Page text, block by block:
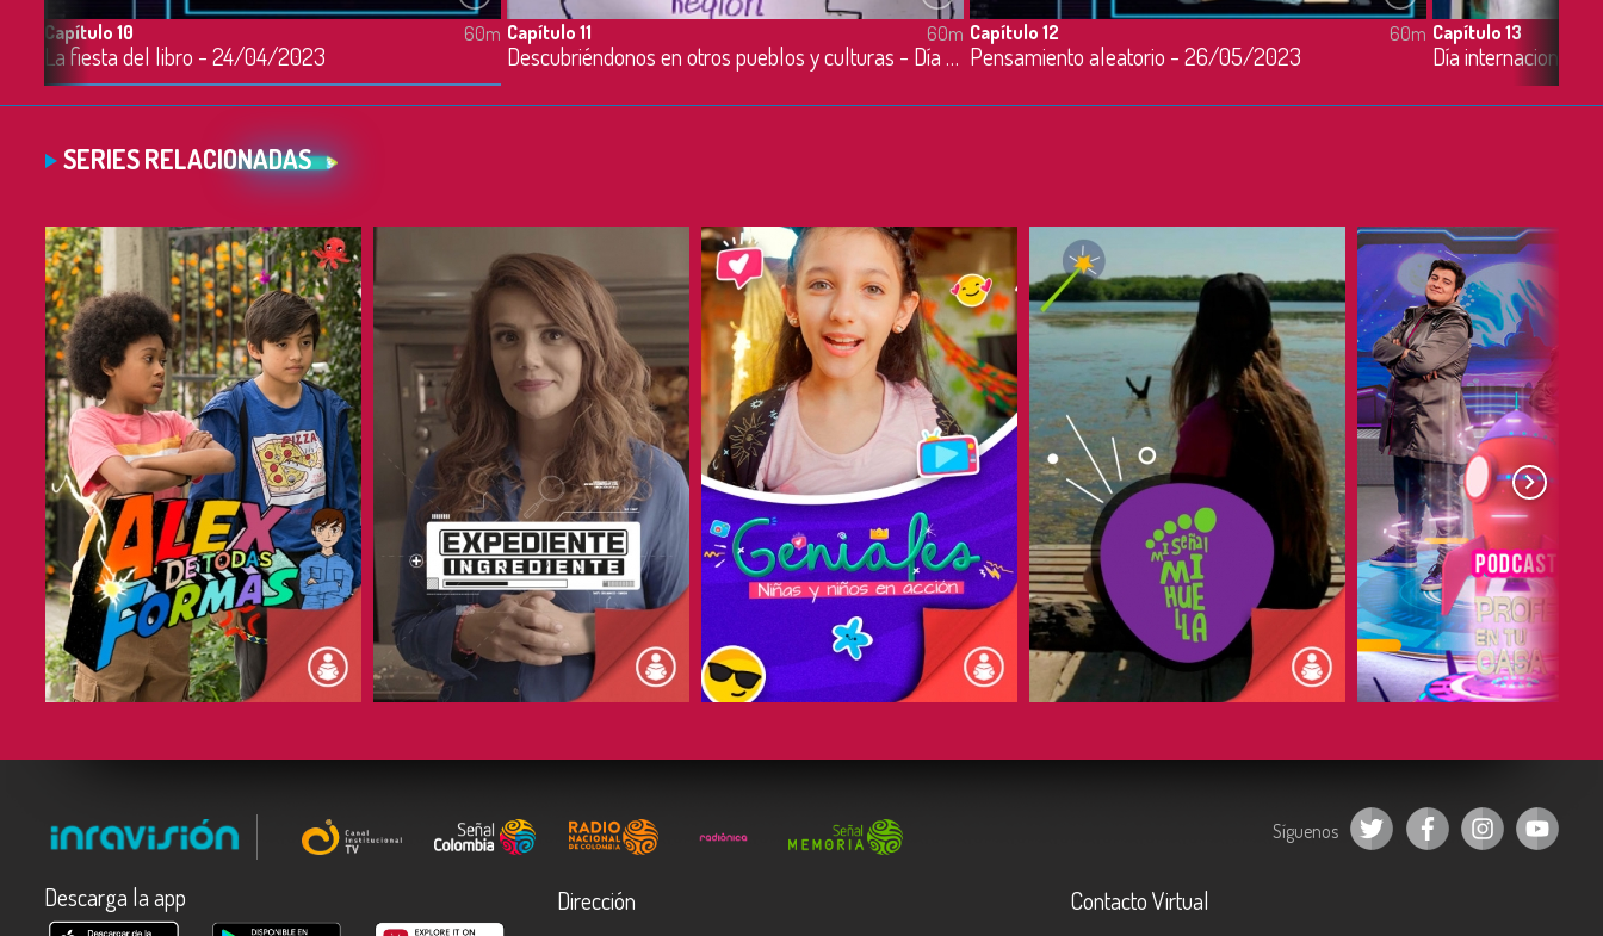
Capítulo 10
La fiesta del libro - 24/04/2023
60m Capítulo 11
Descubriéndonos en otros pueblos y culturas - Día de la niñez - 25/05/2023
60m Capítulo 12
Pensamiento aleatorio - 26/05/2023
60m Capítulo 13
SERIES RELACIONADAS
COMPARTIR COMPARTIR COMPARTIR COMPARTIR COMPARTIR
Síguenos
Descarga la app Dirección Contacto Virtual